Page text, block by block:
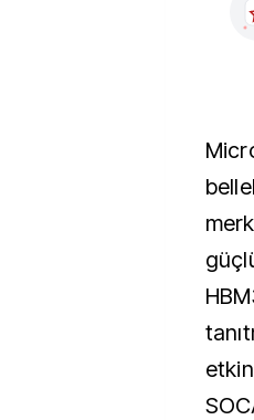
Micron, SK Hynix ve Samsung gibi önde gelen